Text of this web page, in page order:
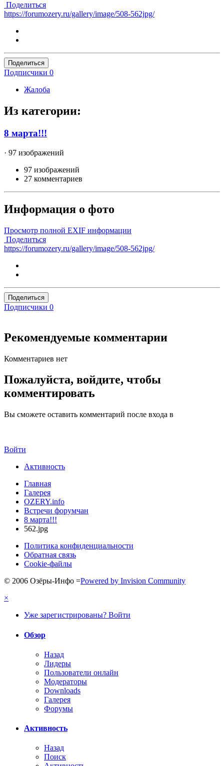
Поделиться
https://forumozery.ru/gallery/image/508-562jpg/
Поделиться
Подписчики 0
Жалоба
Из категории:
8 марта!!!
· 97 изображений
97 изображений
27 комментариев
Информация о фото
Просмотр полной EXIF информации
Поделиться
https://forumozery.ru/gallery/image/508-562jpg/
Поделиться
Подписчики 0
Рекомендуемые комментарии
Комментариев нет
Пожалуйста, войдите, чтобы
комментировать
Вы сможете оставить комментарий после входа в
Войти
Активность
Главная
Галерея
OZERY.info
Встречи форумчан
8 марта!!!
562.jpg
Политика конфиденциальности
Обратная связь
Cookie-файлы
© 2006 Озёры-Инфо =Powered by Invision Community
×
Уже зарегистрированы? Войти
Обзор
Назад
Лидеры
Пользователи онлайн
Модераторы
Downloads
Галерея
Форумы
Активность
Назад
Поиск